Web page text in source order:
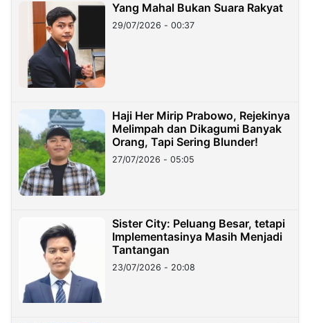
Yang Mahal Bukan Suara Rakyat
29/07/2026 - 00:37
Haji Her Mirip Prabowo, Rejekinya
Melimpah dan Dikagumi Banyak
Orang, Tapi Sering Blunder!
27/07/2026 - 05:05
Sister City: Peluang Besar, tetapi
Implementasinya Masih Menjadi
Tantangan
23/07/2026 - 20:08